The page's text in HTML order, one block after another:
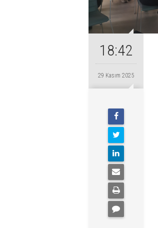
18:42
29 Kasım 2025